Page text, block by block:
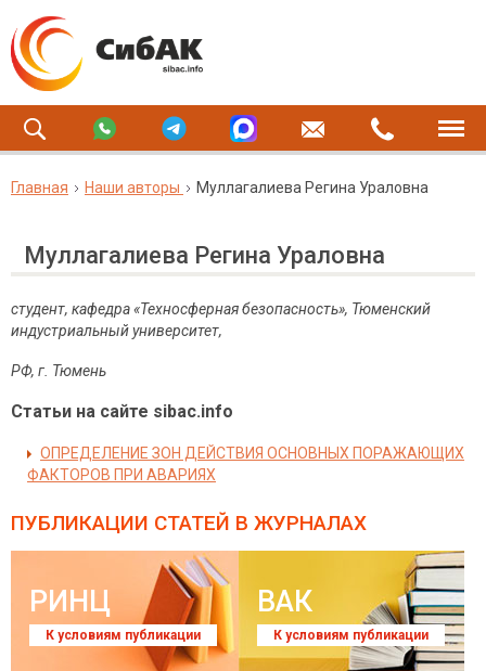
Главная Наши авторы Муллагалиева Регина Ураловна
Муллагалиева Регина Ураловна
студент, кафедра «Техносферная безопасность», Тюменский
индустриальный университет,
РФ, г. Тюмень
Статьи на сайте sibac.info
ОПРЕДЕЛЕНИЕ ЗОН ДЕЙСТВИЯ ОСНОВНЫХ ПОРАЖАЮЩИХ
ФАКТОРОВ ПРИ АВАРИЯХ
ПУБЛИКАЦИИ СТАТЕЙ В ЖУРНАЛАХ
РИНЦ
К условиям публикации
ВАК
К условиям публикации